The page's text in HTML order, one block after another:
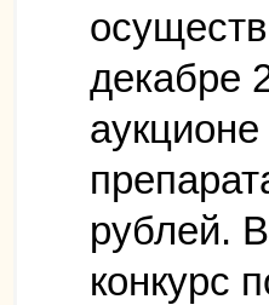
декабре
рублей.
конкурс